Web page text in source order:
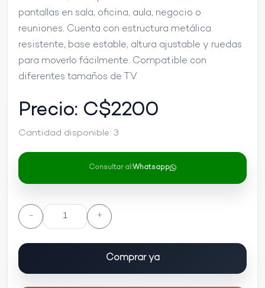
pantallas en sala, oficina, aula, negocio o
reuniones. Cuenta con estructura metálica
resistente, base estable, altura ajustable y ruedas
para moverlo fácilmente. Compatible con
diferentes tamaños de TV
Precio: C$2200
Cantidad disponible: 3
Consultar al:Whatsapp
- +
Comprar ya